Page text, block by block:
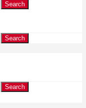
Search
Search
Search